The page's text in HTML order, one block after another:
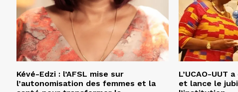
Kévé-Edzi : l’AFSL mise sur
l’autonomisation des femmes et la
L’UCAO-UUT
et lance le